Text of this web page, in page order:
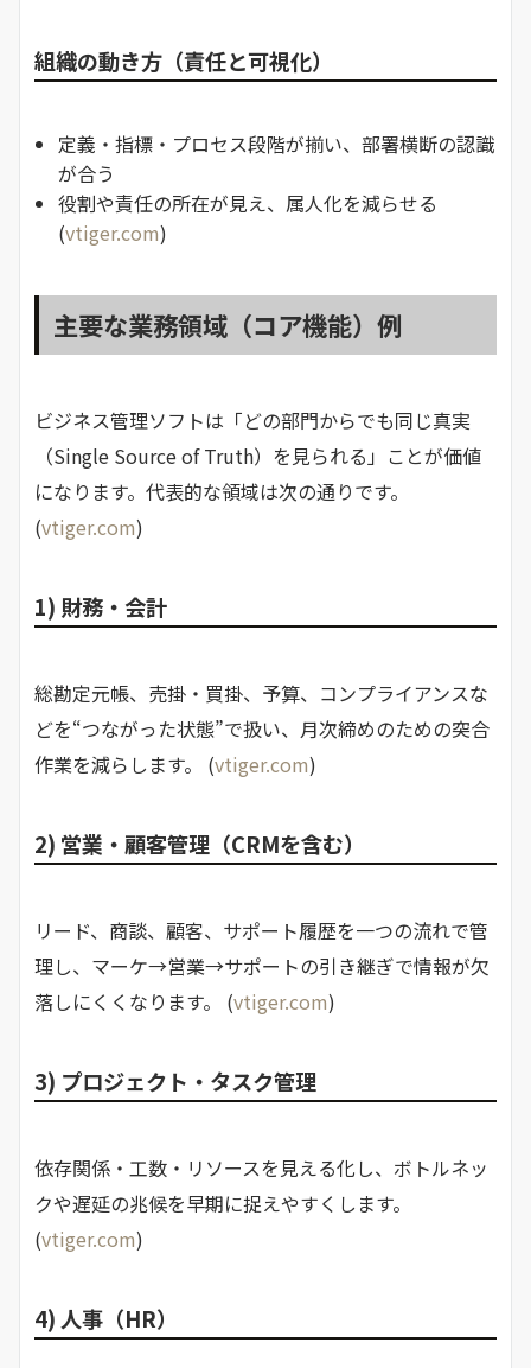
組織の動き方（責任と可視化）
定義・指標・プロセス段階が揃い、部署横断の認識
が合う
役割や責任の所在が見え、属人化を減らせる
(vtiger.com)
主要な業務領域（コア機能）例
ビジネス管理ソフトは「どの部門からでも同じ真実
（Single Source of Truth）を見られる」ことが価値
になります。代表的な領域は次の通りです。
(vtiger.com)
1) 財務・会計
総勘定元帳、売掛・買掛、予算、コンプライアンスな
どを“つながった状態”で扱い、月次締めのための突合
作業を減らします。 (vtiger.com)
2) 営業・顧客管理（CRMを含む）
リード、商談、顧客、サポート履歴を一つの流れで管
理し、マーケ→営業→サポートの引き継ぎで情報が欠
落しにくくなります。 (vtiger.com)
3) プロジェクト・タスク管理
依存関係・工数・リソースを見える化し、ボトルネッ
クや遅延の兆候を早期に捉えやすくします。
(vtiger.com)
4) 人事（HR）